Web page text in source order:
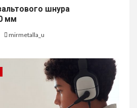
шнура
мм
mirmetalla_u